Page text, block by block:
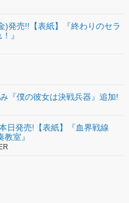
仮面を被った街
呼んで
ブ・ウォーター
ゴールデン・サークル
った動物園〜アンとニーナが
怪獣惑星
ミックス。
ーム
発売!!【表紙】『終わりのセラ
』
『僕の彼女は決戦兵器』追加!
日発売!【表紙】『血界戦線
室』